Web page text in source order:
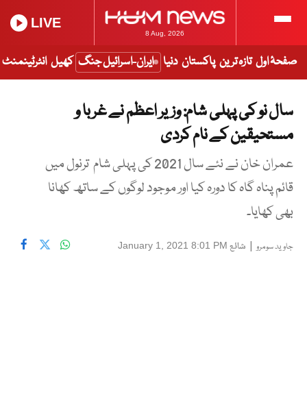
8 Aug, 2026
LIVE
صفحۂ اول تازہ ترین پاکستان دنیا ایران-اسرائیل جنگ کھیل انٹرٹینمنٹ
سال نو کی پہلی شام: وزیر اعظم نے غربا و
مستحیقین کے نام کردی
عمران خان نے نئے سال 2021 کی پہلی شام ترنول میں
قائم پناہ گاہ کا دورہ کیا اور موجود لوگوں کے ساتھ کھانا
بھی کھایا۔
جاوید سومرو| شائع January 1, 2021 8:01 PM